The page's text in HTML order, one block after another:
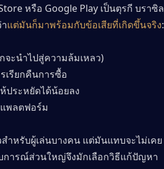
หรือ Google Play เป็นตุรกี บราซิล
แต่มันก็มาพร้อมกับข้อเสียที่เกิดขึ้นจริง:
จะนำไปสู่ความล้มเหลว)
เรียกคืนการซื้อ
ประหยัดได้น้อยลง
พลตฟอร์ม
ำหรับผู้เล่นบางคน แต่มันแทบจะไม่เคย
การณ์ส่วนใหญ่จึงมักเลือกวิธีแก้ปัญหา